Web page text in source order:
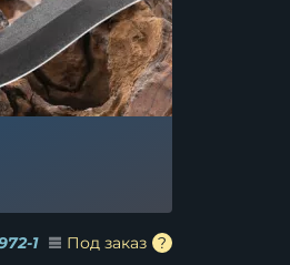
1
Под заказ